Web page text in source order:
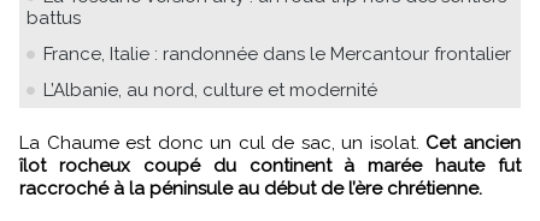
battus
France, Italie : randonnée dans le Mercantour frontalier
L’Albanie, au nord, culture et modernité
La Chaume est donc un cul de sac, un isolat. Cet ancien
îlot rocheux coupé du continent à marée haute fut
raccroché à la péninsule au début de l’ère chrétienne.